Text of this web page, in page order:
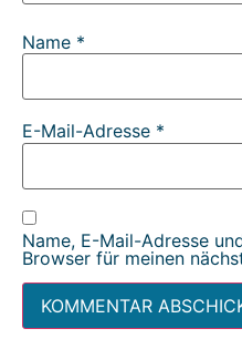
Name *
E-Mail-Adresse *
Name, E-Mail-Adresse
Browser für meinen